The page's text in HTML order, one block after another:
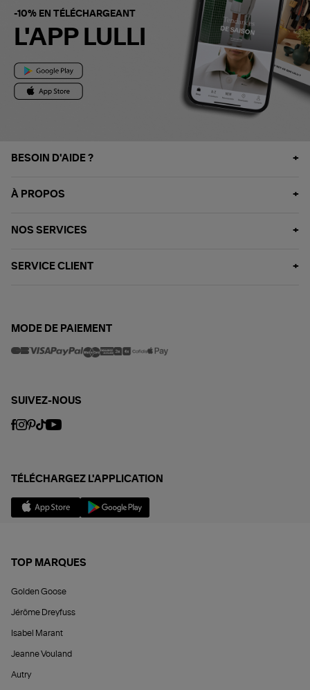
-10% EN TÉLÉCHARGEANT
L'APP LULLI
BESOIN D'AIDE ?
À PROPOS
NOS SERVICES
SERVICE CLIENT
MODE DE PAIEMENT
SUIVEZ-NOUS
TÉLÉCHARGEZ L'APPLICATION
TOP MARQUES
Golden Goose
Jérôme Dreyfuss
Isabel Marant
Jeanne Vouland
Autry